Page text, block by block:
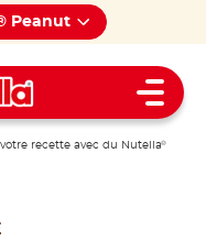
Peanut
Open
votre recette avec du Nutella®